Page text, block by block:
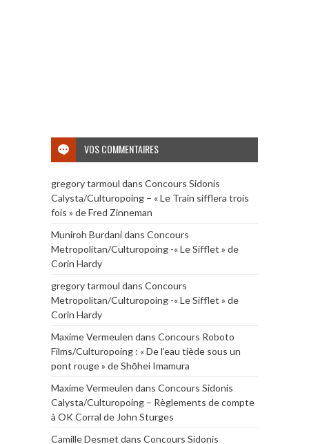
VOS COMMENTAIRES
gregory tarmoul dans Concours Sidonis
Calysta/Culturopoing – « Le Train sifflera trois
fois » de Fred Zinneman
Muniroh Burdanidans Concours
Metropolitan/Culturopoing -« Le Sifflet » de
Corin Hardy
gregory tarmoul dans Concours
Metropolitan/Culturopoing -« Le Sifflet » de
Corin Hardy
Maxime Vermeulen dans Concours Roboto
Films/Culturopoing : « De l’eau tiède sous un
pont rouge » de Shōhei Imamura
Maxime Vermeulen dans Concours Sidonis
Calysta/Culturopoing – Règlements de compte
à OK Corral de John Sturges
Camille Desmet dans Concours Sidonis